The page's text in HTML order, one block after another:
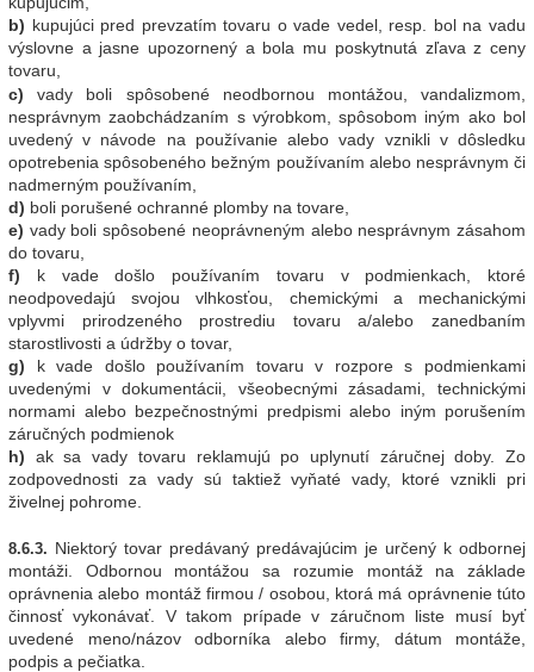
b) kupujúci pred prevzatím tovaru o vade vedel, resp. bol na vadu
výslovne a jasne upozornený a bola mu poskytnutá zľava z ceny
tovaru,
c)
vady boli spôsobené neodbornou montážou, vandalizmom,
nesprávnym zaobchádzaním s výrobkom, spôsobom iným ako bol
uvedený v návode na používanie alebo vady vznikli v dôsledku
opotrebenia spôsobeného bežným používaním alebo nesprávnym či
nadmerným používaním,
d) boli porušené ochranné plomby na tovare,
e) vady boli spôsobené neoprávneným alebo nesprávnym zásahom
do tovaru,
f) k vade došlo používaním tovaru v podmienkach, ktoré
neodpovedajú svojou vlhkosťou, chemickými a mechanickými
vplyvmi prirodzeného prostrediu tovaru a/alebo zanedbaním
starostlivosti a údržby o tovar,
g) k vade došlo používaním tovaru v rozpore s podmienkami
uvedenými v dokumentácii, všeobecnými zásadami, technickými
normami alebo bezpečnostnými predpismi alebo iným porušením
záručných podmienok
h) ak sa vady tovaru reklamujú po uplynutí záručnej doby. Zo
zodpovednosti za vady sú taktiež vyňaté vady, ktoré vznikli pri
živelnej pohrome.
8.6.3. Niektorý tovar predávaný predávajúcim je určený k odbornej
montáži. Odbornou montážou sa rozumie montáž na základe
oprávnenia alebo montáž firmou / osobou, ktorá má oprávnenie túto
činnosť vykonávať. V takom prípade v záručnom liste musí byť
uvedené meno/názov odborníka alebo firmy, dátum montáže,
podpis a pečiatka.